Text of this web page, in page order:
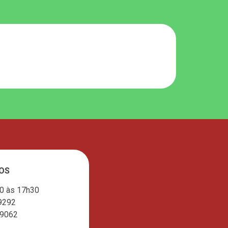
às 17h30